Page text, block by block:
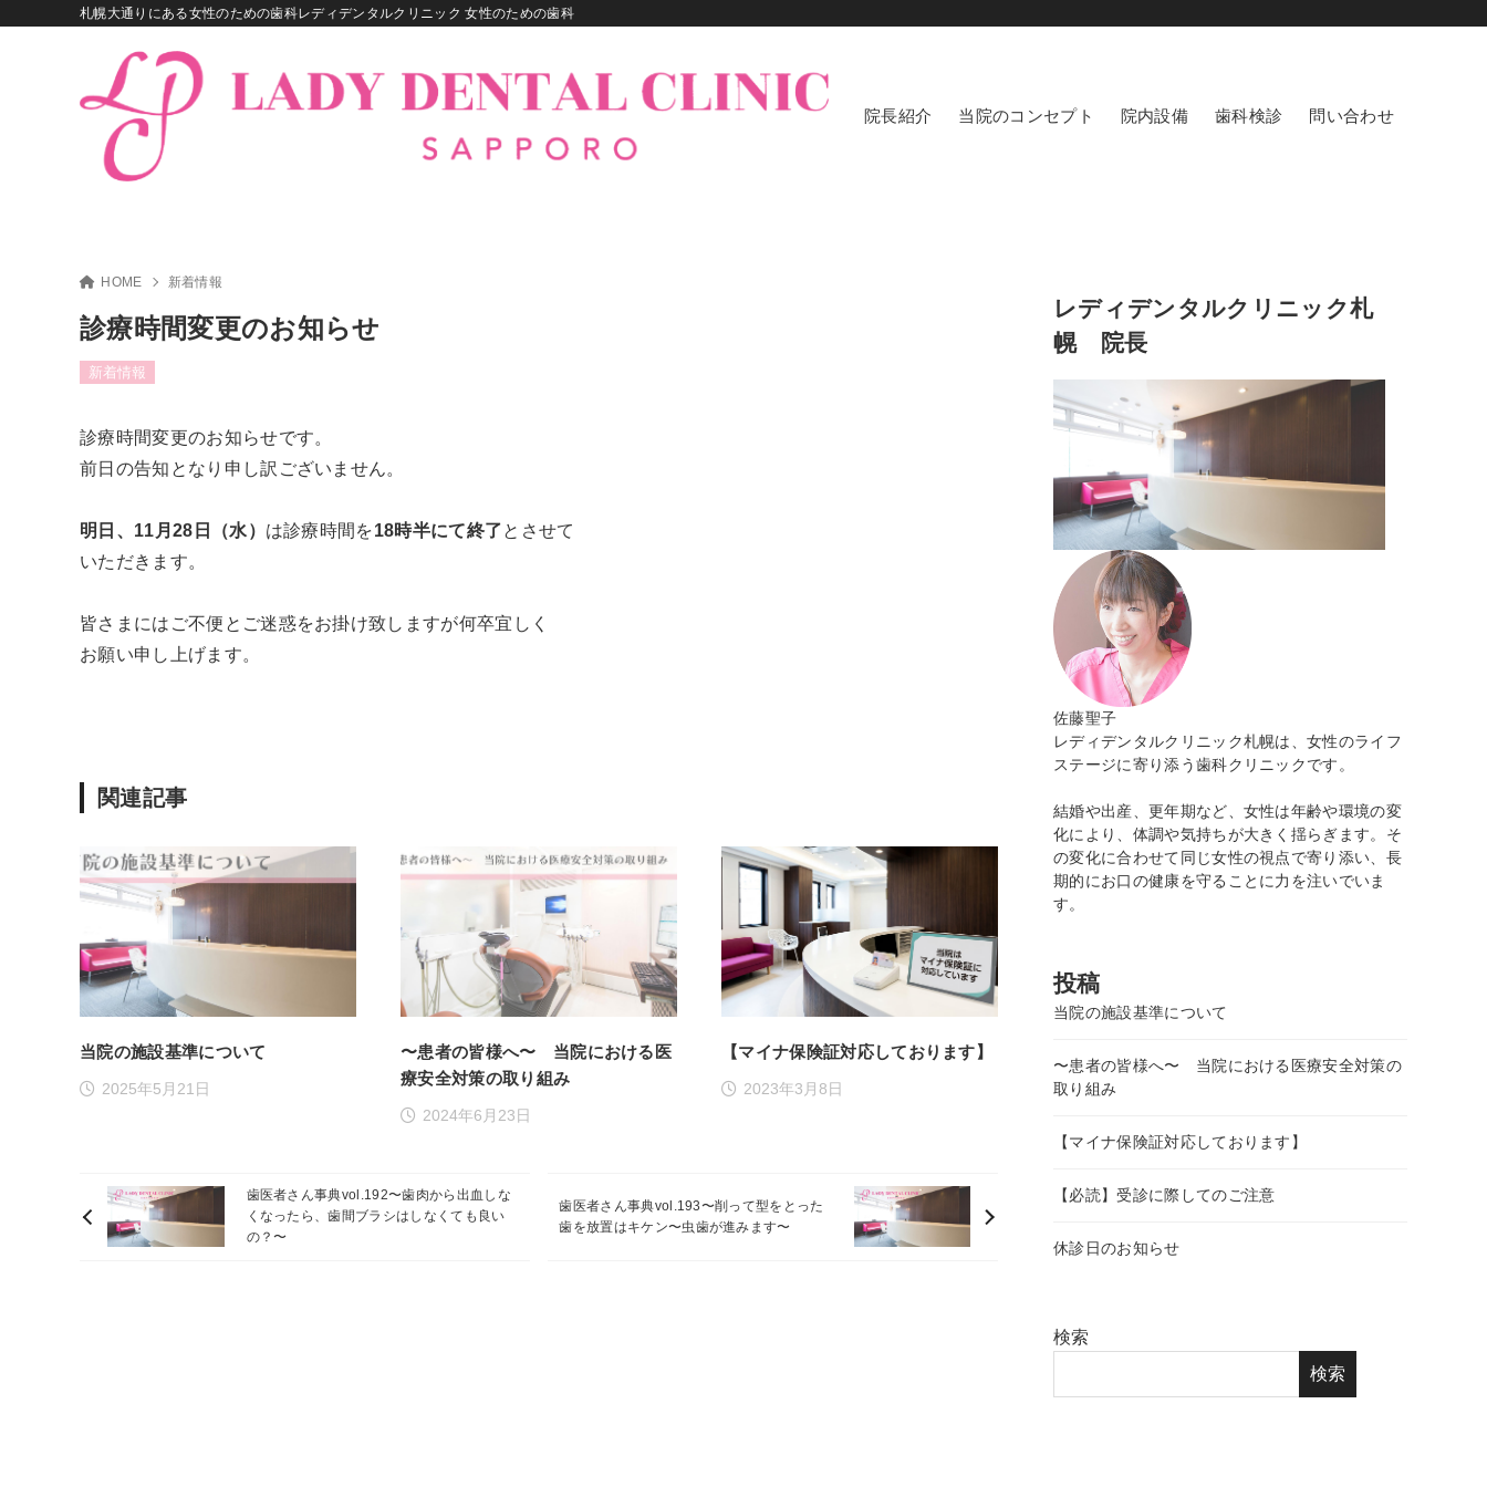
札幌大通りにある女性のための歯科レディデンタルクリニック 女性のための歯科
院長紹介 当院のコンセプト 院内設備 歯科検診 問い合わせ
HOME 新着情報
診療時間変更のお知らせ
新着情報
診療時間変更のお知らせです。
前日の告知となり申し訳ございません。
明日、11月28日（水） は診療時間を18時半にて終了とさせて
いただきます。
皆さまにはご不便とご迷惑をお掛け致しますが何卒宜しく
お願い申し上げます。
関連記事
当院の施設基準について
2025年5月21日
〜患者の皆様へ〜 当院における医
療安全対策の取り組み
2024年6月23日
【マイナ保険証対応しております】
2023年3月8日
歯医者さん事典vol.192〜歯肉から出血しな
くなったら、歯間ブラシはしなくても良い
の？〜
歯医者さん事典vol.193〜削って型をとった
歯を放置はキケン〜虫歯が進みます〜
レディデンタルクリニック札
幌 院長
佐藤聖子
レディデンタルクリニック札幌は、女性のライフ
ステージに寄り添う歯科クリニックです。
結婚や出産、更年期など、女性は年齢や環境の変
化により、体調や気持ちが大きく揺らぎます。そ
の変化に合わせて同じ女性の視点で寄り添い、長
期的にお口の健康を守ることに力を注いでいま
す。
投稿
当院の施設基準について
〜患者の皆様へ〜 当院における医療安全対策の
取り組み
【マイナ保険証対応しております】
【必読】受診に際してのご注意
休診日のお知らせ
検索
検索